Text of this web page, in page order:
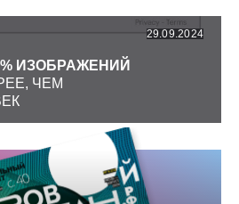
29.09.2024
% ИЗОБРАЖЕНИЙ
ЧЕМ